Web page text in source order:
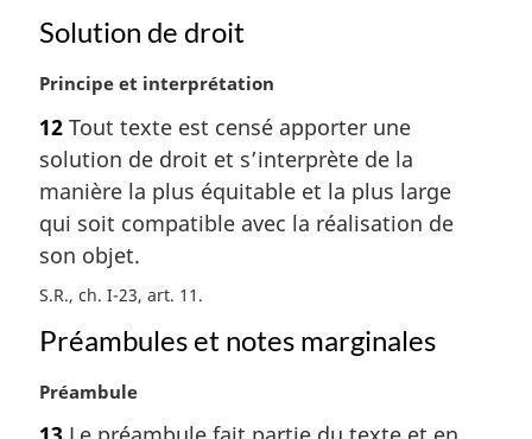
Solution de droit
N
t
e
m
a
g
i
a
e
:
Principe et interprétation
12 Tout texte est censé apporter une
solution de droit et s’interprète de la
manière la plus équitable et la plus large
qui soit compatible avec la réalisation de
son objet.
S.R., ch. I-23, art. 11
Préambules et notes marginales
N
Préambule